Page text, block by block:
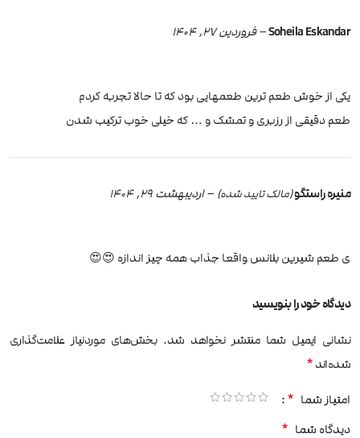
Soheila Eskandar
– فروردین 27, 1404
یکی از خوش طعم ترین طعمهایی بود که تا حالا تجربه کردم
طعم دقیقی از رزبری و تمشک و … که خیلی خوب ترکیب شدن
منیره راستگو(مالک تایید شده) –اردیبهشت 29, 1404
ی طعم شیرین بلانس واقعا جذاب همه چیز اندازه 😍😍
دیدگاه خود را بنویسید
نشانی ایمیل شما منتشر نخواهد شد. بخش‌های موردنیاز علامت‌گذاری
شده‌اند*
امتیاز شما *
دیدگاه شما *